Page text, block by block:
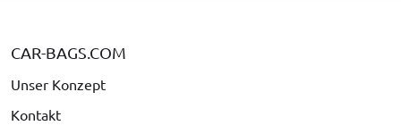
CAR-BAGS.COM
Unser Konzept
Kontakt